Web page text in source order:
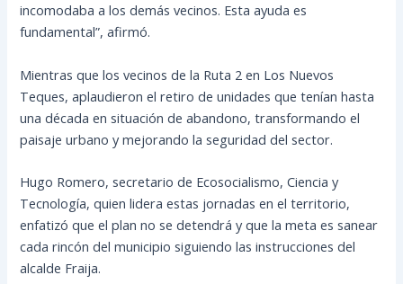
incomodaba a los demás vecinos. Esta ayuda es
fundamental”, afirmó.
Mientras que los vecinos de la Ruta 2 en Los Nuevos
Teques, aplaudieron el retiro de unidades que tenían hasta
una década en situación de abandono, transformando el
paisaje urbano y mejorando la seguridad del sector.
Hugo Romero, secretario de Ecosocialismo, Ciencia y
Tecnología, quien lidera estas jornadas en el territorio,
enfatizó que el plan no se detendrá y que la meta es sanear
cada rincón del municipio siguiendo las instrucciones del
alcalde Fraija.